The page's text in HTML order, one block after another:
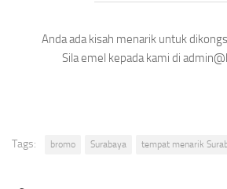
Anda ada kisah menarik untuk
Sila emel kepada kami di
Tags: bromo Surabaya tempat menarik